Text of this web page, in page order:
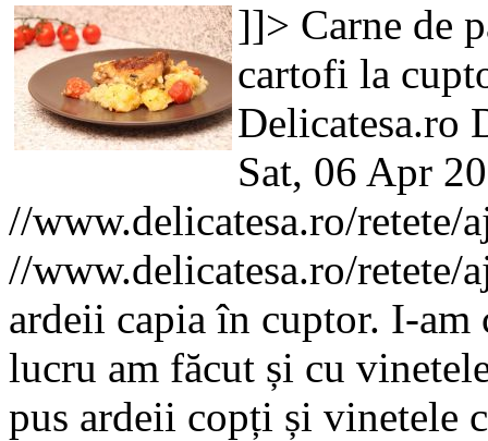
]]> Carne de
cartofi la
Delicatesa.ro
Sat, 06 Apr
//www.delicatesa.ro/retete/
//www.delicatesa.ro/retete/
ardeii capia în cuptor. I-am
lucru am făcut și cu
pus ardeii copți și vinetele